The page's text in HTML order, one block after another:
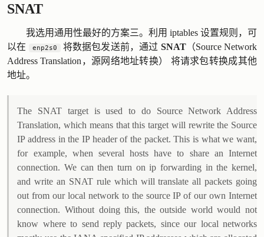
SNAT
我选用通用性最好的方案三。利用 iptables 设置规则，可
以在
enp2s0 将数据包发送前，通过 SNAT（Source Network
Address Translation，源网络地址转换） 将请求包转换成其他
地址。
The SNAT target is used to do Source Network Address
Translation, which means that this target will rewrite the Source
IP address in the IP header of the packet. This is what we want,
for example, when several hosts have to share an Internet
connection. We can then turn on ip forwarding in the kernel,
and write an SNAT rule which will translate all packets going
out from our local network to the source IP of our own Internet
connection. Without doing this, the outside world would not
know where to send reply packets, since our local networks